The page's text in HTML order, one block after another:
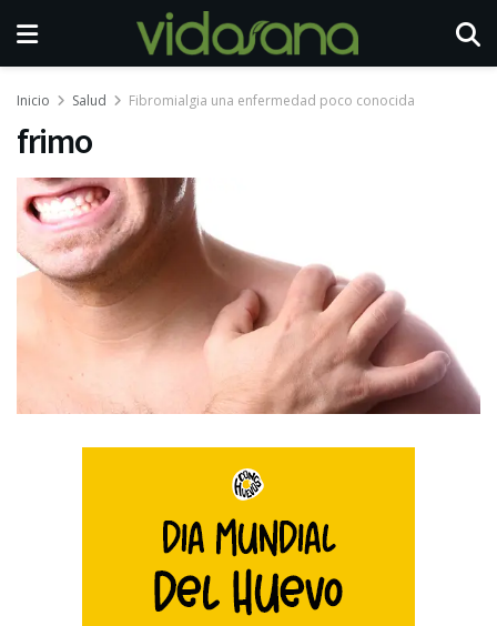
Inicio Salud Fibromialgia una enfermedad poco conocida
frimo